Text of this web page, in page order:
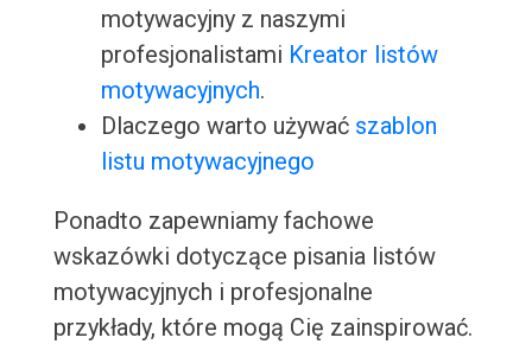
motywacyjny z naszymi
profesjonalistami Kreator listów
motywacyjnych.
Dlaczego warto używać szablon
listu motywacyjnego
Ponadto zapewniamy fachowe
wskazówki dotyczące pisania listów
motywacyjnych i profesjonalne
przykłady, które mogą Cię zainspirować.